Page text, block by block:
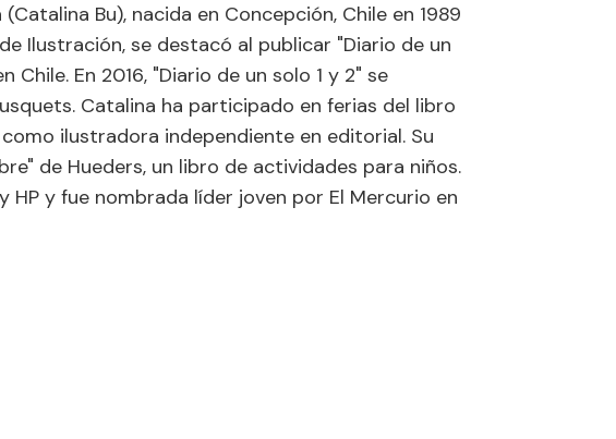
Bu), nacida en Concepción, Chile en 1989
Ilustración, se destacó al publicar "Diario de un
Chile. En 2016, "Diario de un solo 1 y 2" se
Catalina ha participado en ferias del libro
ilustradora independiente en editorial. Su
de Hueders, un libro de actividades para niños.
HP y fue nombrada líder joven por El Mercurio en